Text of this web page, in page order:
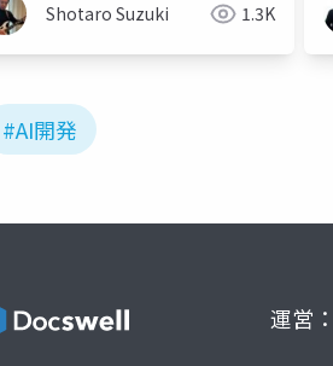
Shotaro Suzuki 1.3K
#AI開発
運営